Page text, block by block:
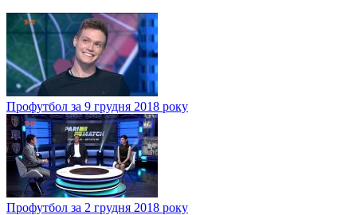
Профутбол за 9 грудня 2018 року
Профутбол за 2 грудня 2018 року